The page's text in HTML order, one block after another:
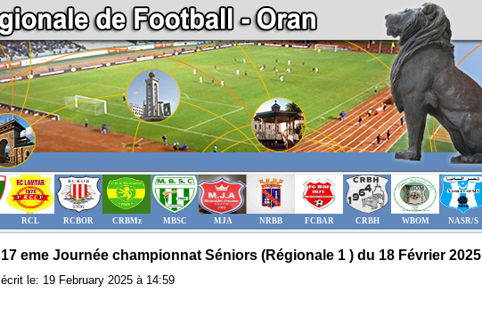
RCL RCBOR CRBMz MBSC MJA NRBB FCBAR CRBH WBOM NASR/S
17 eme Journée championnat Séniors (Régionale 1 ) du 18 Février 2025
écrit le: 19 February 2025 à 14:59